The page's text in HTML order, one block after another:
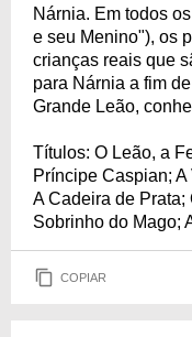
Nárnia. Em todos
e seu Menino"), os
crianças reais que
para Nárnia a fim
Grande Leão,
Títulos: O Leão, a
Príncipe Caspian;
A Cadeira de Prata;
Sobrinho do Mago;
COPIAR